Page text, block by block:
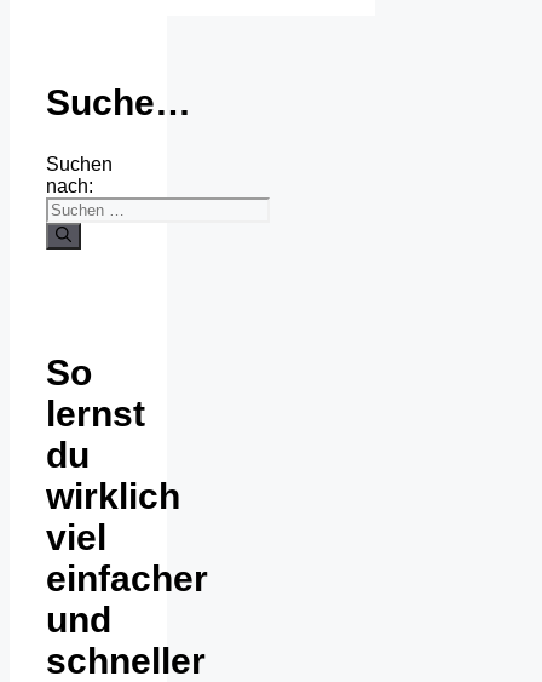
Suche…
Suchen
nach:
So
lernst
du
wirklich
viel
einfacher
und
schneller